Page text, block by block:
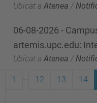
Ubicat a Atenea /
06-08-2026 -
artemis.upc.edu:
Ubicat a Atenea /
1 12 13 14